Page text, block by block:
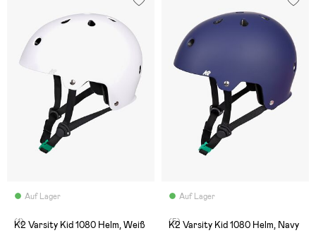
Auf Lager
(1)
K2 Varsity Kid 1080 Helm, Weiß
Auf Lager
(5)
K2 Varsity Kid 1080 Helm, Navy